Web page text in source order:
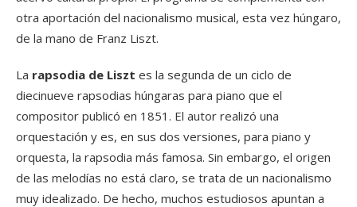
otra aportación del nacionalismo musical, esta vez húngaro,
de la mano de Franz Liszt.
La rapsodia de Liszt es la segunda de un ciclo de
diecinueve rapsodias húngaras para piano que el
compositor publicó en 1851. El autor realizó una
orquestación y es, en sus dos versiones, para piano y
orquesta, la rapsodia más famosa. Sin embargo, el origen
de las melodías no está claro, se trata de un nacionalismo
muy idealizado. De hecho, muchos estudiosos apuntan a